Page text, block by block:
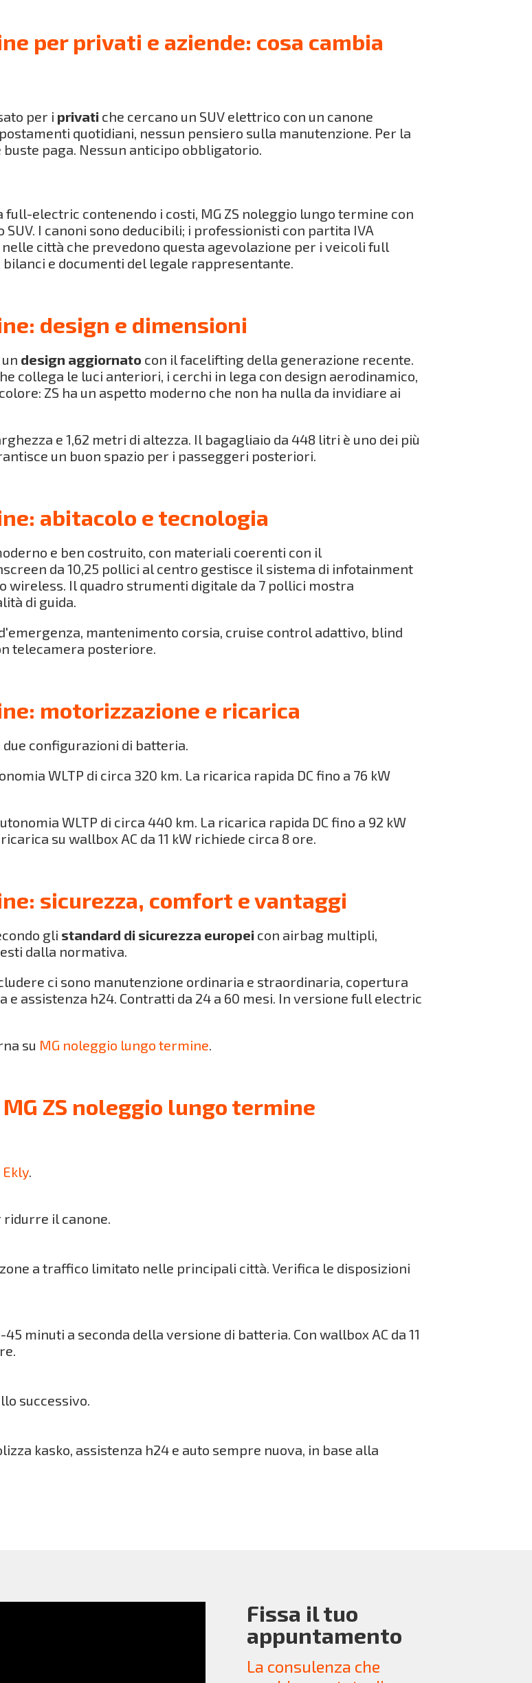
per privati e aziende: cosa cambia
per i privati che cercano un SUV elettrico con un canone
quotidiani, nessun pensiero sulla manutenzione. Per la
paga. Nessun anticipo obbligatorio.
electric contenendo i costi, MG ZS noleggio lungo termine con
I canoni sono deducibili; i professionisti con partita IVA
nelle città che prevedono questa agevolazione per i veicoli full
e documenti del legale rappresentante.
design e dimensioni
design aggiornato con il facelifting della generazione recente.
collega le luci anteriori, i cerchi in lega con design aerodinamico,
ZS ha un aspetto moderno che non ha nulla da invidiare ai
e 1,62 metri di altezza. Il bagagliaio da 448 litri è uno dei più
un buon spazio per i passeggeri posteriori.
abitacolo e tecnologia
e ben costruito, con materiali coerenti con il
da 10,25 pollici al centro gestisce il sistema di infotainment
wireless. Il quadro strumenti digitale da 7 pollici mostra
di guida.
mantenimento corsia, cruise control adattivo, blind
telecamera posteriore.
motorizzazione e ricarica
configurazioni di batteria.
WLTP di circa 320 km. La ricarica rapida DC fino a 76 kW
WLTP di circa 440 km. La ricarica rapida DC fino a 92 kW
su wallbox AC da 11 kW richiede circa 8 ore.
sicurezza, comfort e vantaggi
gli standard di sicurezza europei con airbag multipli,
dalla normativa.
ci sono manutenzione ordinaria e straordinaria, copertura
e assistenza h24. Contratti da 24 a 60 mesi. In versione full electric
su MG noleggio lungo termine.
ZS noleggio lungo termine
Ekly.
ridurre il canone.
a traffico limitato nelle principali città. Verifica le disposizioni
minuti a seconda della versione di batteria. Con wallbox AC da 11
successivo.
kasko, assistenza h24 e auto sempre nuova, in base alla
Fissa il tuo
appuntamento
La consulenza che